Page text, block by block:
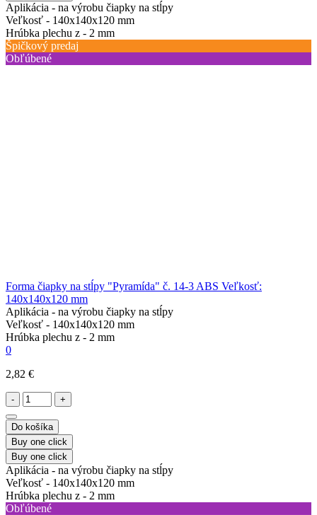
Aplikácia - na výrobu čiapky na stĺpy
Veľkosť - 140x140x120 mm
Hrúbka plechu z - 2 mm
Špičkový predaj
Obľúbené
Forma čiapky na stĺpy "Pyramída" č. 14-3 ABS Veľkosť:
140x140x120 mm
Aplikácia - na výrobu čiapky na stĺpy
Veľkosť - 140x140x120 mm
Hrúbka plechu z - 2 mm
0
2,82 €
- +
Do košíka
Buy one click
Buy one click
Aplikácia - na výrobu čiapky na stĺpy
Veľkosť - 140x140x120 mm
Hrúbka plechu z - 2 mm
Obľúbené